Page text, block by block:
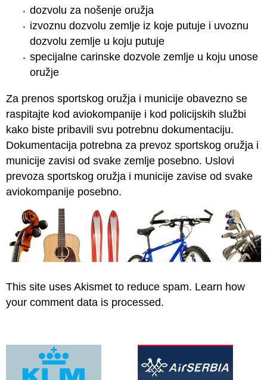
dozvolu za nošenje oružja
izvoznu dozvolu zemlje iz koje putuje i uvoznu
dozvolu zemlje u koju putuje
specijalne carinske dozvole zemlje u koju unose
oružje
Za prenos sportskog oružja i municije obavezno se
raspitajte kod aviokompanije i kod policijskih službi
kako biste pribavili svu potrebnu dokumentaciju.
Dokumentacija potrebna za prevoz sportskog oružja i
municije zavisi od svake zemlje posebno. Uslovi
prevoza sportskog oružja i municije zavise od svake
aviokompanije posebno.
This site uses Akismet to reduce spam. Learn how
your comment data is processed.